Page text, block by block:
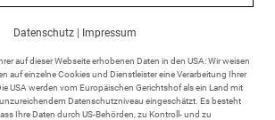
Datenschutz Impressum
auf dieser Webseite erhobenen Daten in den USA: Wir weisen
auf einzelne Cookies und Dienstleister eine Verarbeitung Ihrer
USA werden vom Europäischen Gerichtshof als ein Land mit
Datenschutzniveau eingeschätzt. Es besteht
Ihre Daten durch US-Behörden, zu Kontroll- und zu